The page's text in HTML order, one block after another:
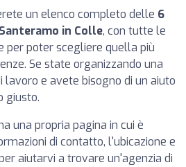
un elenco completo delle 6
in Colle, con tutte le
per poter scegliere quella più
Se state organizzando una
lavoro e avete bisogno di un aiuto
giusto.
una propria pagina in cui è
di contatto, l'ubicazione e
aiutarvi a trovare un'agenzia di